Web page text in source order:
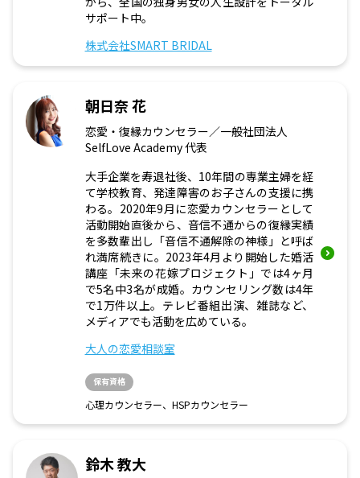
サポート中。
株式会社SMART BRIDAL
朝日奈 花
恋愛・復縁カウンセラー／一般社団法人
SelfLove Academy 代表
大手企業を寿退社後、10年間の専業主婦を経
て学校教育、発達障害のお子さんの支援に携
わる。2020年9月に恋愛カウンセラーとして
活動開始直後から、音信不通からの復縁実績
を多数輩出し「音信不通解除の神様」と呼ば
れ満席続きに。2023年4月より開始した婚活
講座「未来の花嫁プロジェクト」では4ヶ月
で5名中3名が成婚。カウンセリング数は4年
で1万件以上。テレビ番組出演、雑誌など、
メディアでも活動を広めている。
大人の恋愛相談室
保有資格
心理カウンセラー、HSPカウンセラー
鈴木 教大